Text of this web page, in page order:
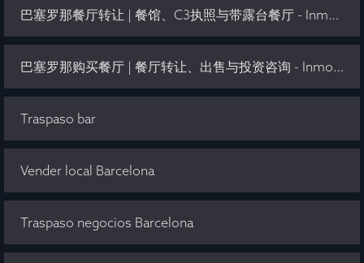
巴塞罗那餐厅转让 | 餐馆、C3执照与带露台餐厅 - Inmo Olaya
巴塞罗那购买餐厅 | 餐厅转让、出售与投资咨询 - Inmo Olaya
Traspaso bar
Vender local Barcelona
Traspaso negocios Barcelona